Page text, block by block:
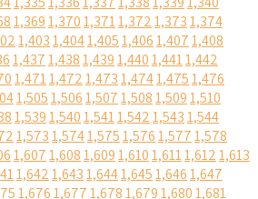
1,3691,3701,3711,3721,3731,374
1,4031,4041,4051,4061,4071,408
1,4371,4381,4391,4401,4411,442
1,4711,4721,4731,4741,4751,476
1,5051,5061,5071,5081,5091,510
1,5391,5401,5411,5421,5431,544
1,5731,5741,5751,5761,5771,578
1,6071,6081,6091,6101,6111,6121,613
1,6421,6431,6441,6451,6461,647
1,6761,6771,6781,6791,6801,681